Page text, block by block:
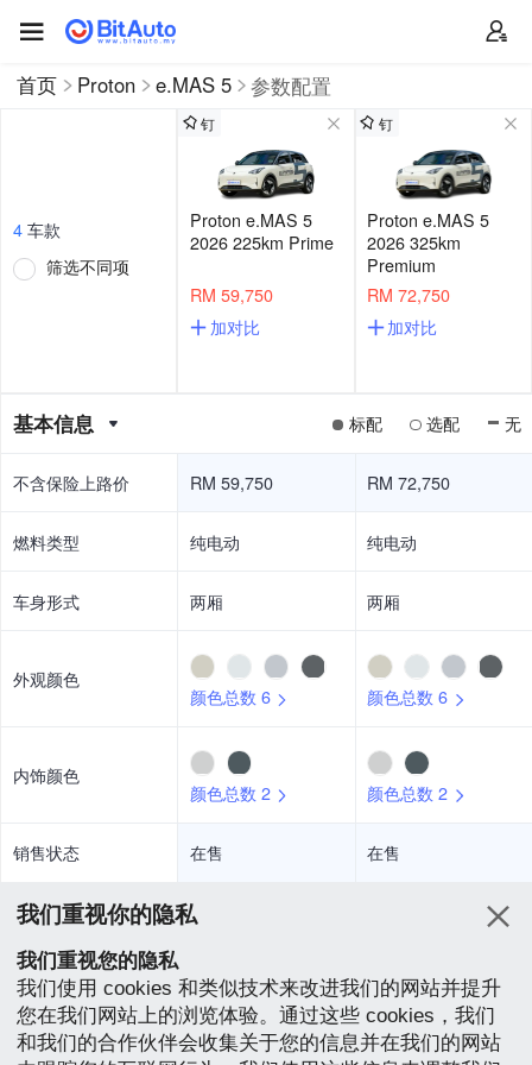
首页 Proton e.MAS 5 参数配置
4车款
筛选不同项
钉
Proton e.MAS 5
2026 225km Prime
RM 59,750
加对比
钉
Proton e.MAS 5
2026 325km
Premium
RM 72,750
加对比
基本信息 标配 选配 无
不含保险上路价 RM 59,750 RM 72,750
燃料类型 纯电动 纯电动
车身形式 两厢 两厢
外观颜色
颜色总数 6 颜色总数 6
内饰颜色
颜色总数 2 颜色总数 2
销售状态 在售 在售
车身 无
长度[mm]
宽度[mm] 1805 1805
我们重视你的隐私
我们重视您的隐私
我们使用 cookies 和类似技术来改进我们的网站并提升
您在我们网站上的浏览体验。通过这些 cookies，我们
和我们的合作伙伴会收集关于您的信息并在我们的网站